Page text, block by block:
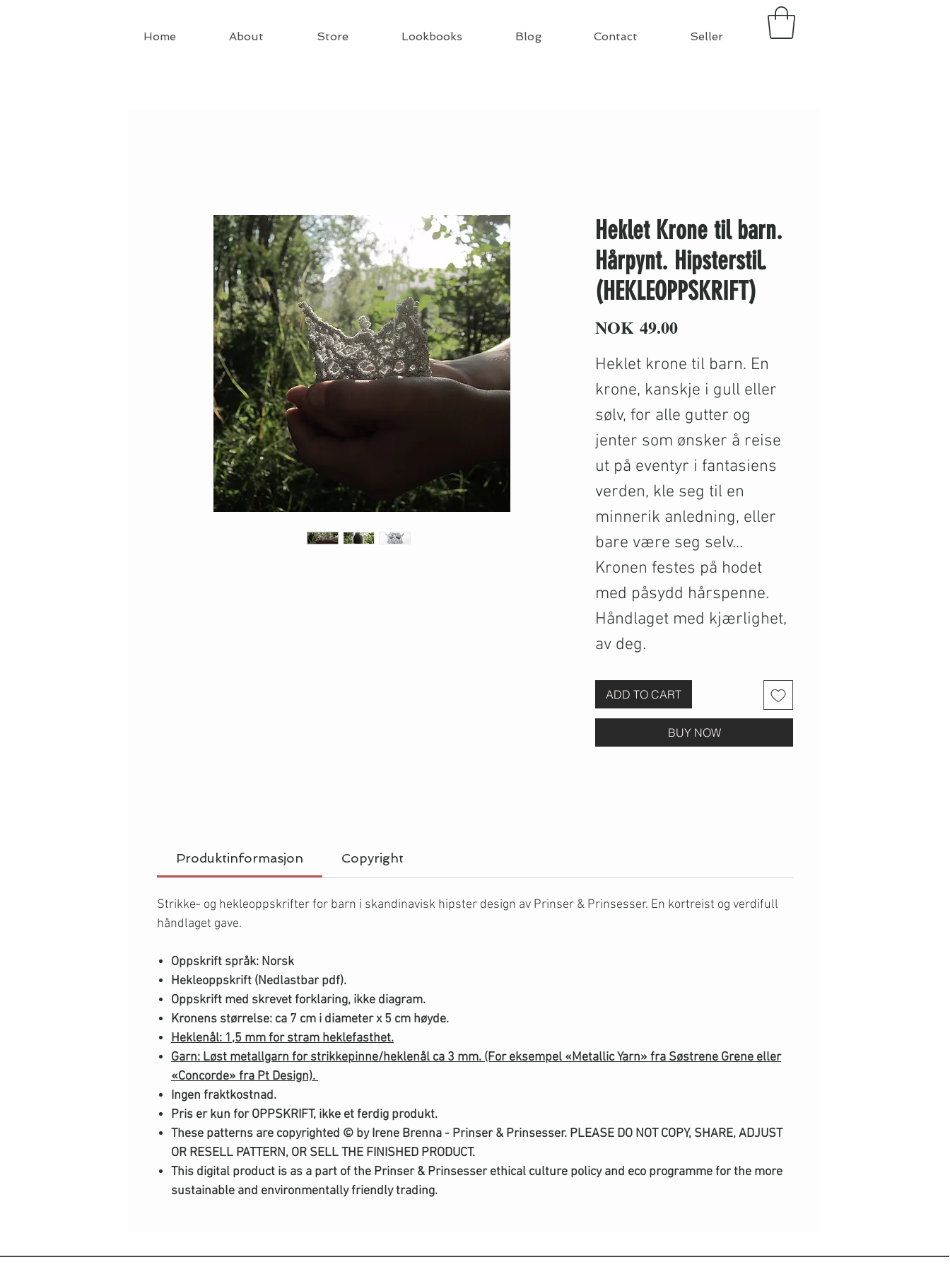
Home About Store Lookbooks Blog Contact Seller
Heklet Krone til barn.
Hårpynt. Hipsterstil.
(HEKLEOPPSKRIFT)
NOK 49.00Price
Heklet krone til barn. En
krone, kanskje i gull eller
sølv, for alle gutter og
jenter som ønsker å reise
ut på eventyr i fantasiens
verden, kle seg til en
minnerik anledning, eller
bare være seg selv...
Kronen festes på hodet
med påsydd hårspenne.
Håndlaget med kjærlighet,
av deg.
ADD TO CART
BUY NOW
Produktinformasjon Copyright
Strikke- og hekleoppskrifter for barn i skandinavisk hipster design av Prinser & Prinsesser. En kortreist og verdifull
håndlaget gave.
Oppskrift språk: Norsk
Hekleoppskrift (Nedlastbar pdf).
Oppskrift med skrevet forklaring, ikke diagram.
Kronens størrelse: ca 7 cm i diameter x 5 cm høyde.
Heklenål: 1,5 mm for stram heklefasthet.
Garn: Løst metallgarn for strikkepinne/heklenål ca 3 mm. (For eksempel «Metallic Yarn» fra Søstrene Grene eller
«Concorde» fra Pt Design).
Ingen fraktkostnad.
Pris er kun for OPPSKRIFT, ikke et ferdig produkt.
These patterns are copyrighted © by Irene Brenna - Prinser & Prinsesser. PLEASE DO NOT COPY, SHARE, ADJUST
OR RESELL PATTERN, OR SELL THE FINISHED PRODUCT.
This digital product is as a part of the Prinser & Prinsesser ethical culture policy and eco programme for the more
sustainable and environmentally friendly trading.